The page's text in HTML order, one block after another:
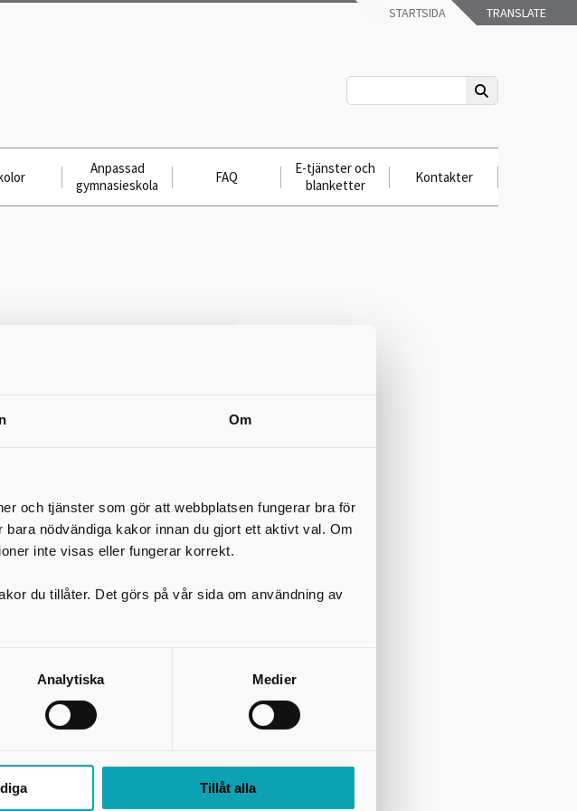
Om
och tjänster som gör att webbplatsen fungerar bra för
nödvändiga kakor innan du gjort ett aktivt val. Om
inte visas eller fungerar korrekt.
du tillåter. Det görs på vår sida om användning av
Analytiska Medier
Tillåt alla
STARTSIDA TRANSLATE
Anpassad
gymnasieskola
FAQ
E-tjänster och
blanketter
Kontakter